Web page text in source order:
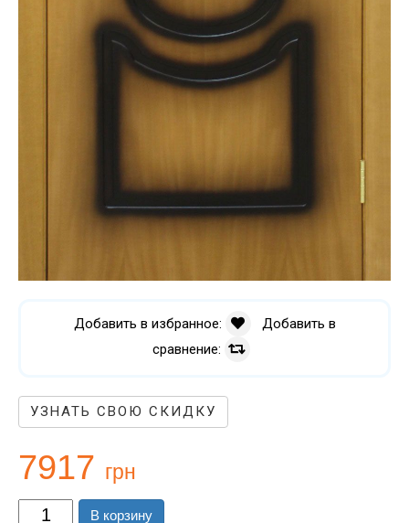
Добавить в избранное:
Добавить в
сравнение:
УЗНАТЬ СВОЮ СКИДКУ
7917 грн
В корзину